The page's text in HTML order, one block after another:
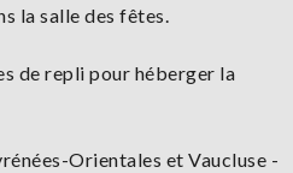
la salle des fêtes.
de repli pour héberger la
Orientales et Vaucluse -